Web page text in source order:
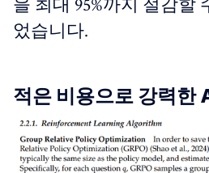
을 최대 95%까지 절감할
었습니다.
적은 비용으로 강력한